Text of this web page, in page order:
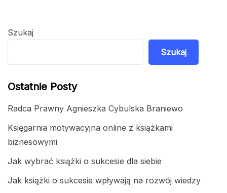
Szukaj
Szukaj
Ostatnie Posty
Radca Prawny Agnieszka Cybulska Braniewo
Księgarnia motywacyjna online z książkami
biznesowymi
Jak wybrać książki o sukcesie dla siebie
Jak książki o sukcesie wpływają na rozwój wiedzy